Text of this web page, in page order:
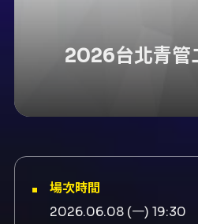
2026台北青管
場次時間
2026.06.08 (一) 19:30